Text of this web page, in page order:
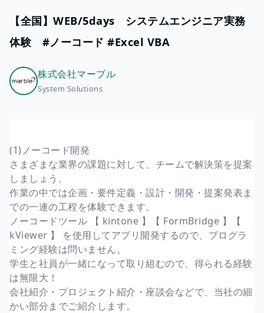
【全国】WEB/5days システムエンジニア実務
体験 #ノーコード #Excel VBA
株式会社マーブル
System Solutions
(1)ノーコード開発
さまざまな業界の課題に対して、チームで解決策を提案
しましょう。
作業の中では企画・要件定義・設計・開発・提案発表ま
での一連の工程を体験できます。
ノーコードツール 【 kintone 】【 FormBridge 】【
kViewer 】 を使用してアプリ開発するので、プログラ
ミング経験は問いません。
学生と社員が一緒になって取り組むので、得られる経験
は無限大！
会社紹介・プロジェクト紹介・座談会などで、当社の細
かい部分までご紹介します。